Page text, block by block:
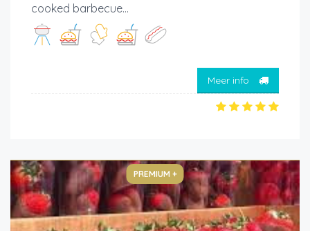
cooked barbecue...
Meer info
PREMIUM +